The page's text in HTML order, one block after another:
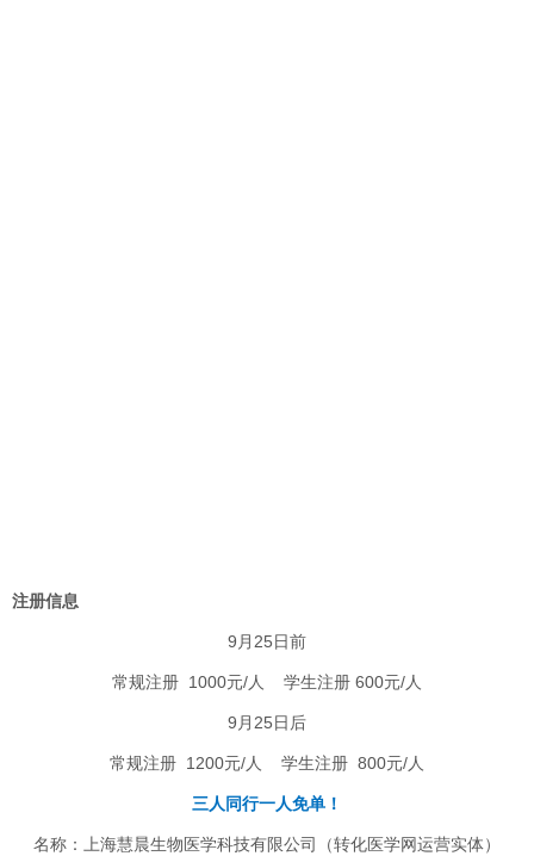
注册信息
9月25日前
常规注册 1000元/人 学生注册 600元/人
9月25日后
常规注册 1200元/人 学生注册 800元/人
三人同行一人免单！
名称： 上海慧晨生物医学科技有限公司（转化医学网运营实体）